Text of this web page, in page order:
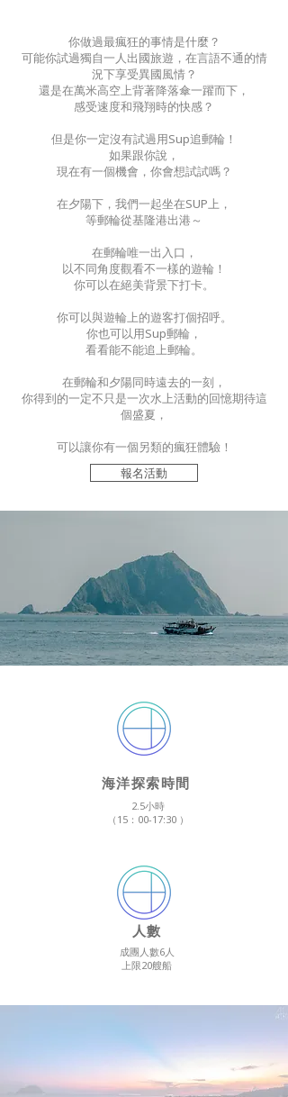
你做過最瘋狂的事情是什麼？
可能你試過獨自一人出國旅遊，在言語不通的情
況下享受異國風情？
還是在萬米高空上背著降落傘一躍而下，
感受速度和飛翔時的快感？
但是你一定沒有試過用Sup追郵輪！
如果跟你說，
現在有一個機會，你會想試試嗎？
在夕陽下，我們一起坐在SUP上，
等郵輪從基隆港出港～
在郵輪唯一出入口，
以不同角度觀看不一樣的遊輪！
你可以在絕美背景下打卡。
你可以與遊輪上的遊客打個招呼。
你也可以用Sup郵輪，
看看能不能追上郵輪。
在郵輪和夕陽同時遠去的一刻，
你得到的一定不只是一次水上活動的回憶期待這
個盛夏，
可以讓你有一個另類的瘋狂體驗！
報名活動
海洋探索時間
2.5小時
（15：00-17:30 ）
​人數
成團人數6人
上限20艘船